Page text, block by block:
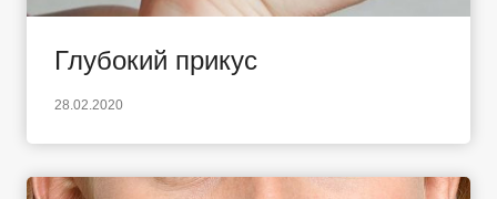
Глубокий прикус
28.02.2020